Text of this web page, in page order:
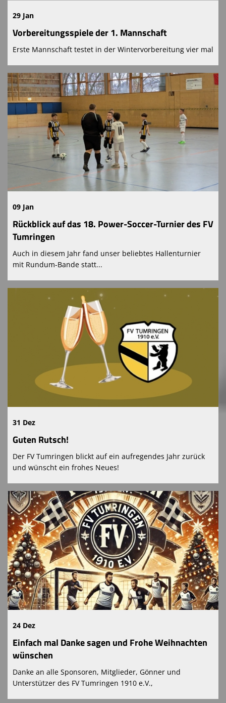
29 Jan
Vorbereitungsspiele der 1. Mannschaft
Erste Mannschaft testet in der Wintervorbereitung vier mal
09 Jan
Rückblick auf das 18. Power-Soccer-Turnier des FV
Tumringen
Auch in diesem Jahr fand unser beliebtes Hallenturnier
mit Rundum-Bande statt...
31 Dez
Guten Rutsch!
Der FV Tumringen blickt auf ein aufregendes Jahr zurück
und wünscht ein frohes Neues!
24 Dez
Einfach mal Danke sagen und Frohe Weihnachten
wünschen
Danke an alle Sponsoren, Mitglieder, Gönner und
Unterstützer des FV Tumringen 1910 e.V.,